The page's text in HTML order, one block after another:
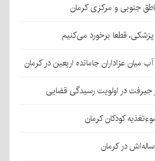
جنوبی و مرکزی کرمان
قطعا برخورد می‌کنیم
جیرفت در اولویت رسیدگی قضایی
کودکان کرمان